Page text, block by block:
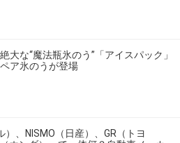
大な“魔法瓶氷のう”「アイスパック」
ア氷のうが登場
）、NISMO（日産）、GR（トヨ